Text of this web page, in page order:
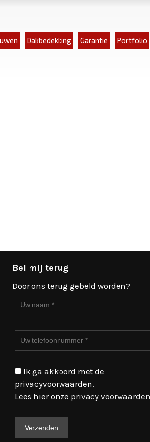
Dakbedekking Garantie Portfolio
Bel mij terug
Door ons terug gebeld worden?
Ik ga akkoord met de
privacyvoorwaarden.
Lees hier onze privacy voorwaarden